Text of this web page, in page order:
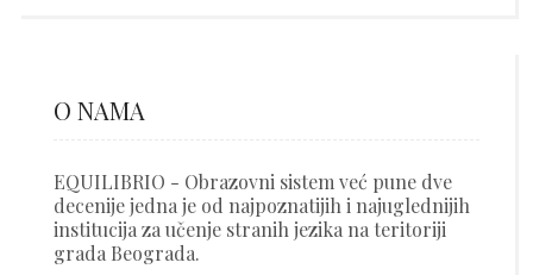
O NAMA
EQUILIBRIO - Obrazovni sistem već pune dve
decenije jedna je od najpoznatijih i najuglednijih
institucija za učenje stranih jezika na teritoriji
grada Beograda.